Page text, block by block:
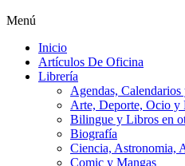
Menú
Inicio
Artículos De Oficina
Librería
Agendas, Calendarios
Arte, Deporte, Ocio y
Bilingue y Libros en
Biografía
Ciencia, Astronomia,
Comic y Mangas